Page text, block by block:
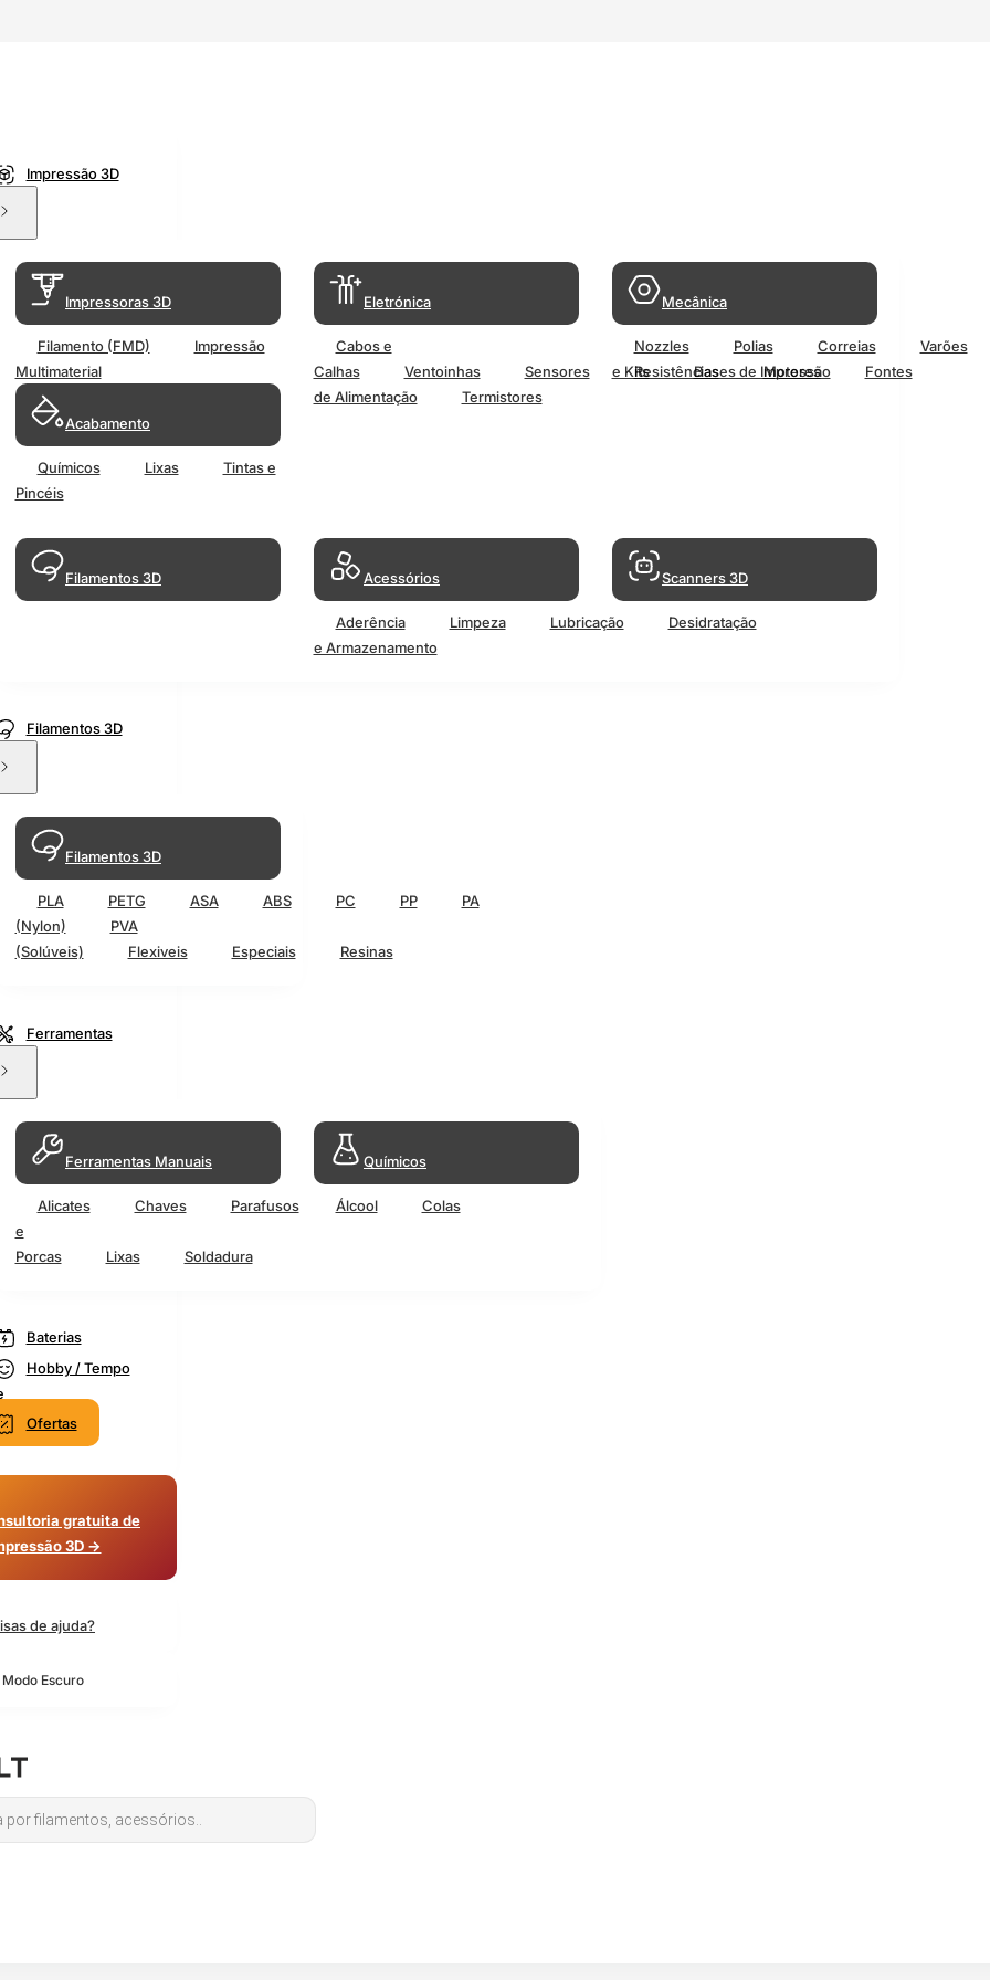
Impressão 3D
Impressoras 3D
Filamento (FMD)
Impressão
Multimaterial
Acabamento
Químicos Lixas
Tintas e
Pincéis
Eletrónica
Cabos e
Calhas
Ventoinhas Sensores Resistências Motores
Fontes
de Alimentação
Termistores
Mecânica
Nozzles Polias Correias
Varões
e Kits
Bases de Impressão
Filamentos 3D Acessórios
Aderência Limpeza Lubricação
Desidratação
e Armazenamento
Scanners 3D
Filamentos 3D
Filamentos 3D
PLA PETG ASA ABS PC PP
PA
(Nylon)
PVA
(Solúveis)
Flexiveis Especiais Resinas
Ferramentas
Ferramentas Manuais
Alicates Chaves
Parafusos
e
Porcas
Lixas Soldadura
Químicos
Álcool Colas
Baterias
Hobby / Tempo
Ofertas
gratuita de
3D →
de ajuda?
Escuro